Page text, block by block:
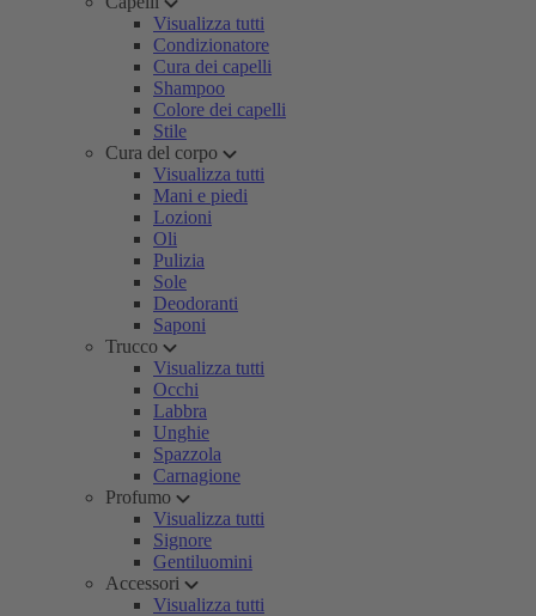
Visualizza tutti
Condizionatore
Cura dei capelli
Shampoo
Colore dei capelli
Stile
Cura del corpo
Visualizza tutti
Mani e piedi
Lozioni
Oli
Pulizia
Sole
Deodoranti
Saponi
Trucco
Visualizza tutti
Occhi
Labbra
Unghie
Spazzola
Carnagione
Profumo
Visualizza tutti
Signore
Gentiluomini
Accessori
Visualizza tutti